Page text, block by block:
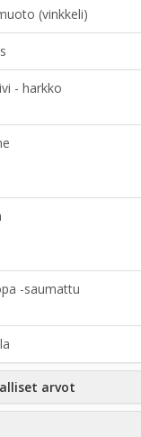
(vinkkeli)
- harkko
-saumattu
arvot